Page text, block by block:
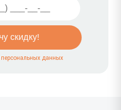
персональных данных